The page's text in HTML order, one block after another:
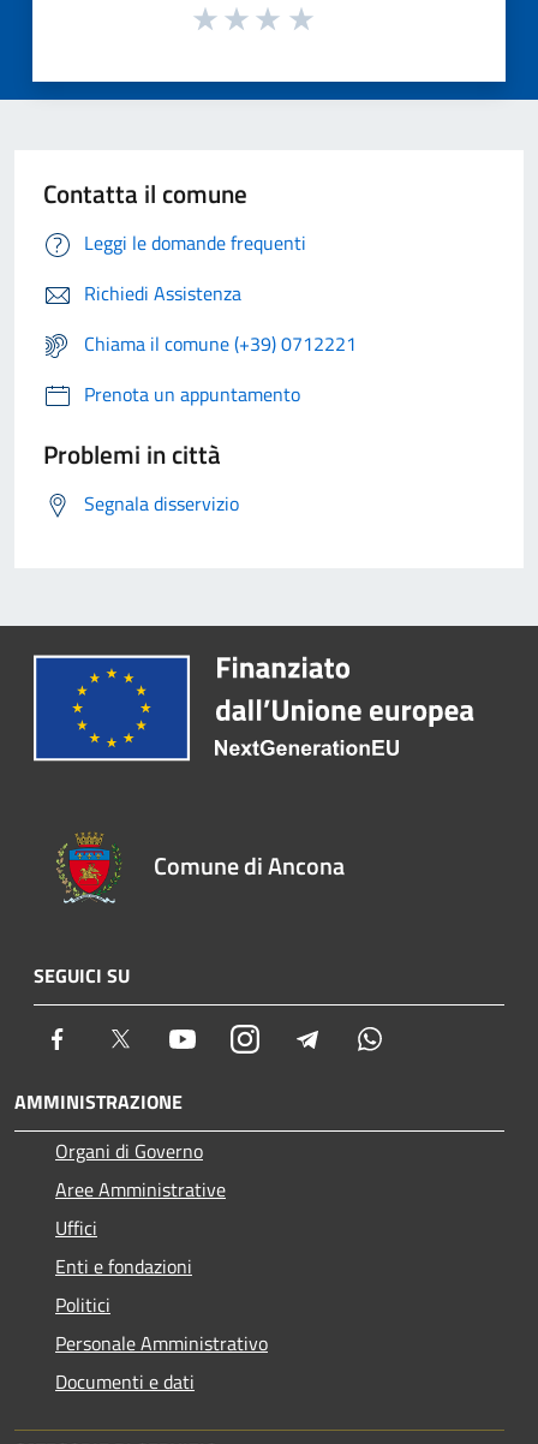
Contatta il comune
Leggi le domande frequenti
Richiedi Assistenza
Chiama il comune (+39) 0712221
Prenota un appuntamento
Problemi in città
Segnala disservizio
Comune di Ancona
SEGUICI SU
Facebook Twitter YoutubeInstagram Telegram
AMMINISTRAZIONE
Organi di Governo
Aree Amministrative
Uffici
Enti e fondazioni
Politici
Personale Amministrativo
Documenti e dati